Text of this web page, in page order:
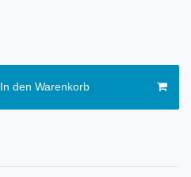
In den Warenkorb